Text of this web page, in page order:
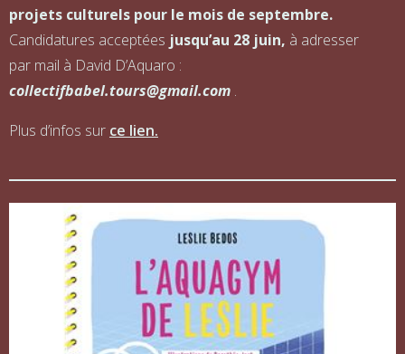
projets culturels pour le mois de septembre.
Candidatures acceptées jusqu’au 28 juin, à adresser
par mail à David D’Aquaro :
collectifbabel.tours@gmail.com .
Plus d’infos sur ce lien.